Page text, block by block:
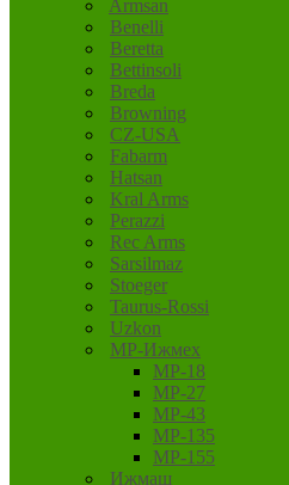
Armsan
Benelli
Beretta
Bettinsoli
Breda
Browning
CZ-USA
Fabarm
Hatsan
Kral Arms
Perazzi
Rec Arms
Sarsilmaz
Stoeger
Taurus-Rossi
Uzkon
MP-Ижмех
MP-18
MP-27
MP-43
MP-135
MP-155
Ижмаш